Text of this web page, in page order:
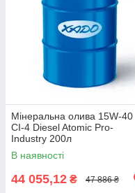
Мінеральна олива 15W-40
CI-4 Diesel Atomic Pro-
Industry 200л
В наявності
44 055,12 ₴ 47 886 ₴